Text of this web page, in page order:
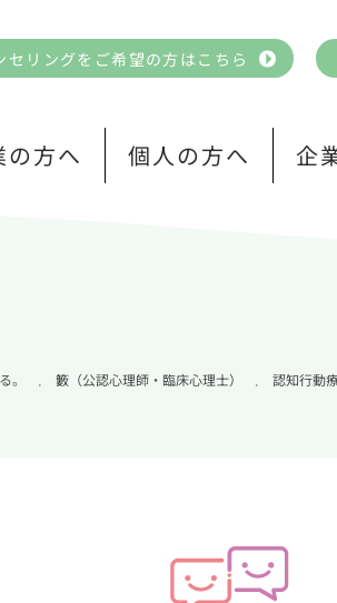
セリングをご希望の方はこちら
の方へ 個人の方へ 企
。 , 籔（公認心理師・臨床心理士） , 認知行動